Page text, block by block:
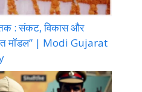
: संकट, विकास और
मॉडल” | Modi Gujarat